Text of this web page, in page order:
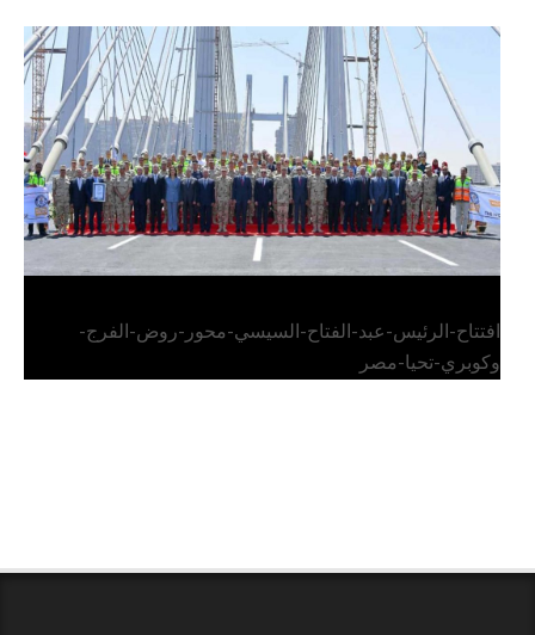
الرئيس عبد الفتاح السيسي يفتتح محور روض الفرج
وكوبري تحيا مصر
افتتاح-الرئيس-عبد-الفتاح-السيسي-محور-روض-الفرج-
وكوبري-تحيا-مصر